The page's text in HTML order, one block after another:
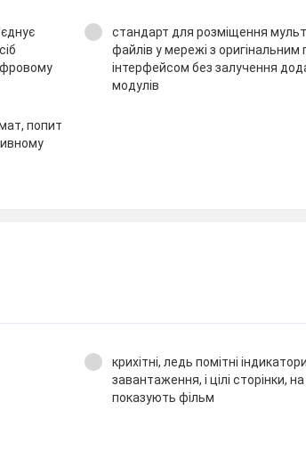
стандарт для розміщення
файлів у мережі з
інтерфейсом без залучення
модулів
попит
крихітні, ледь помітні
завантаження, і цілі сторінки,
показують фільм